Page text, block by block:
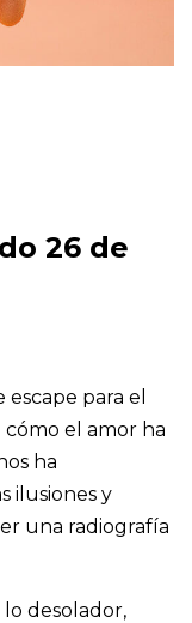
26 de
para el
el amor ha
ha
ilusiones y
una radiografía
lo desolador,